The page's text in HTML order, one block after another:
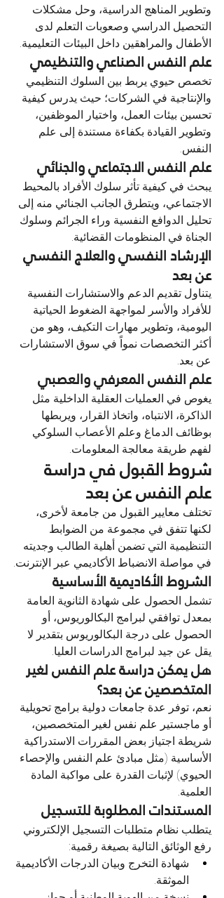
وتطوير المناهج الدراسية، وحل مشكلات
التحصيل الدراسي وصعوبات التعلم لدى
الأطفال والمراهقين داخل البيئات التعليمية.
علم النفس الصناعي والتنظيمي
تخصص حيوي يربط بين السلوك التنظيمي
والإنتاجية في الشركات؛ حيث يدرس كيفية
تحسين بيئات العمل، واختيار الموظفين،
وتطوير القيادة بكفاءة مستندة إلى علم
النفس.
علم النفس الاجتماعي والجنائي
يبحث في كيفية تأثر سلوك الأفراد بالمحيط
الاجتماعي، ويتطرق الجانب الجنائي منه إلى
تحليل الدوافع النفسية وراء الجرائم وسلوك
الجناة في المنظومات القضائية.
الإرشاد النفسي والعلاج النفسي
عن بعد
يتناول تقديم الدعم والاستشارات النفسية
للأفراد والأسر لمواجهة الضغوط الحياتية
اليومية، وتطوير مهارات التكيف، وهو من
أكثر التخصصات نمواً في سوق الاستشارات
عن بعد.
علم النفس المعرفي والعصبي
يغوص في العمليات العقلية الداخلية مثل
الذاكرة، الانتباه، واتخاذ القرار، ويربطها
بوظائف الدماغ وعلم الأعصاب السلوكي
لفهم طريقة معالجة المعلومات.
شروط القبول في دراسة
علم النفس عن بعد
تختلف معايير القبول من جامعة لأخرى،
لكنها تتفق في مجموعة من الضوابط
التنظيمية التي تضمن أهلية الطالب وجديته
في مواصلة الانضباط الأكاديمي عبر الإنترنت.
الشروط الأكاديمية الأساسية
تشمل الحصول على شهادة الثانوية العامة
بمعدل توافقي لبرامج البكالوريوس، أو
الحصول على درجة البكالوريوس بتقدير لا
يقل عن جيد لبرامج الدراسات العليا.
هل يمكن دراسة علم النفس لغير
المتخصصين عن بعد؟
نعم، توفر عدة جامعات دولية برامج تحويلية
أو ماجستير علم نفس لغير المتخصصين،
شريطة اجتياز بعض المقررات الاستدراكية
الأساسية (مثل مبادئ علم النفس والإحصاء
الحيوي) لإثبات القدرة على مواكبة المادة
العلمية.
المستندات المطلوبة للتسجيل
يتطلب نظام متطلبات التسجيل الإلكتروني
رفع الوثائق التالية بصيغة رقمية:
شهادة التخرج وبيان الدرجات الأكاديمية
الموثقة.